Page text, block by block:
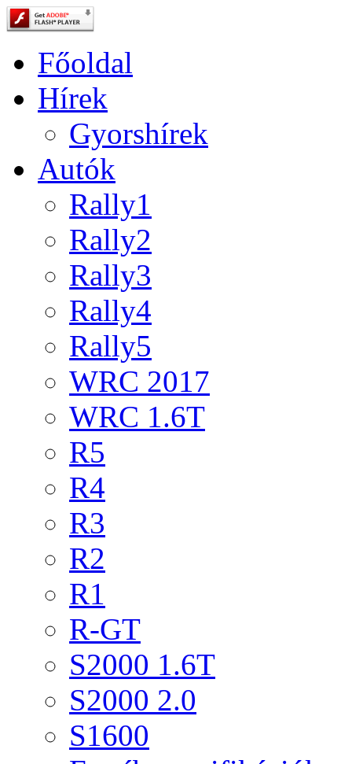
Főoldal
Hírek
Gyorshírek
Autók
Rally1
Rally2
Rally3
Rally4
Rally5
WRC 2017
WRC 1.6T
R5
R4
R3
R2
R1
R-GT
S2000 1.6T
S2000 2.0
S1600